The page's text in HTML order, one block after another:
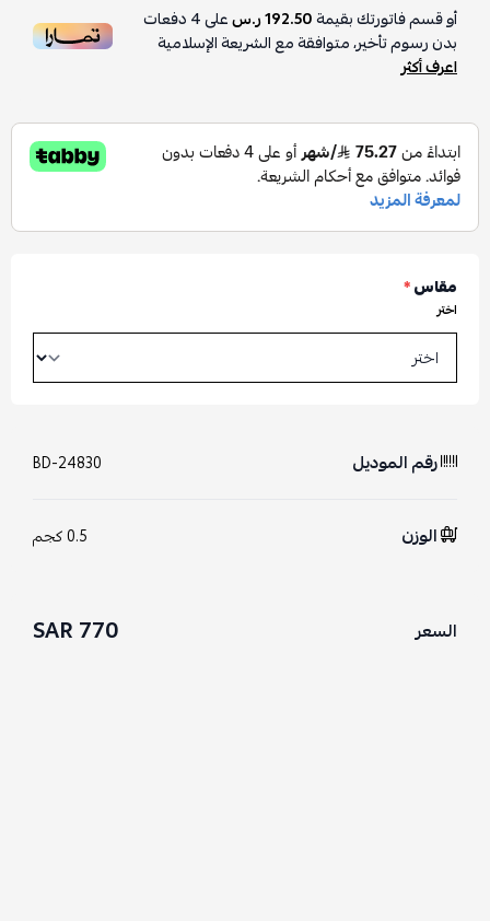
أو قسم فاتورتك بقيمة192.50 ر.س على4دفعات
بدون رسوم تأخير، متوافقة مع الشريعة الإسلامية
اعرف أكثر
مقاس*
اختر
رقم الموديل BD-24830
الوزن 0.5 كجم
السعر 770 SAR